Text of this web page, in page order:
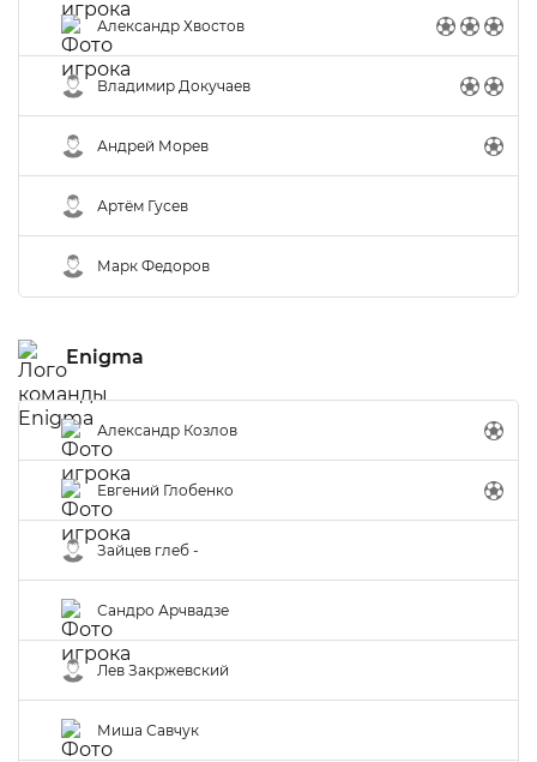
Александр Хвостов
Владимир Докучаев
Андрей Морев
Артём Гусев
Марк Федоров
Enigma
Александр Козлов
Евгений Глобенко
Зайцев глеб -
Сандро Арчвадзе
Лев Закржевский
Миша Савчук